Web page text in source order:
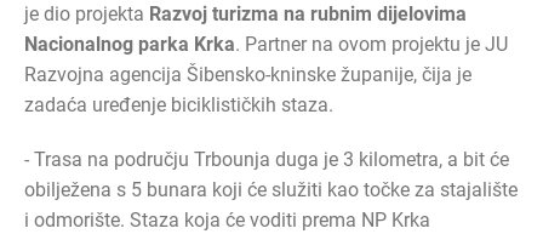
je dio projekta Razvoj turizma na rubnim dijelovima
Nacionalnog parka Krka. Partner na ovom projektu je JU
Razvojna agencija Šibensko-kninske županije, čija je
zadaća uređenje biciklističkih staza.
- Trasa na području Trbounja duga je 3 kilometra, a bit će
obilježena s 5 bunara koji će služiti kao točke za stajalište
i odmorište. Staza koja će voditi prema NP Krka